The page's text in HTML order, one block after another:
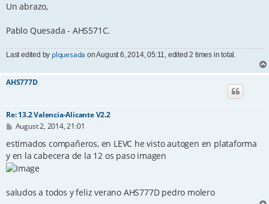
Un abrazo,
Pablo Quesada - AHS571C.
Last edited by plquesada on August 6, 2014, 05:11, edited 2 times in total.
AHS777D
Re: 13.2 Valencia-Alicante V2.2
P
s
August 2, 2014, 21:01
estimados compañeros, en LEVC he visto autogen en plataforma
y en la cabecera de la 12 os paso imagen
saludos a todos y feliz verano AHS777D pedro molero